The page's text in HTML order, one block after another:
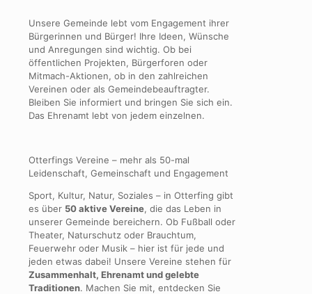
Unsere Gemeinde lebt vom Engagement ihrer
Bürgerinnen und Bürger! Ihre Ideen, Wünsche
und Anregungen sind wichtig. Ob bei
öffentlichen Projekten, Bürgerforen oder
Mitmach-Aktionen, ob in den zahlreichen
Vereinen oder als Gemeindebeauftragter.
Bleiben Sie informiert und bringen Sie sich ein.
Das Ehrenamt lebt von jedem einzelnen.
Otterfings Vereine – mehr als 50-mal
Leidenschaft, Gemeinschaft und Engagement
Sport, Kultur, Natur, Soziales – in Otterfing gibt
es über 50 aktive Vereine, die das Leben in
unserer Gemeinde bereichern. Ob Fußball oder
Theater, Naturschutz oder Brauchtum,
Feuerwehr oder Musik – hier ist für jede und
jeden etwas dabei! Unsere Vereine stehen für
Zusammenhalt, Ehrenamt und gelebte
Traditionen. Machen Sie mit, entdecken Sie